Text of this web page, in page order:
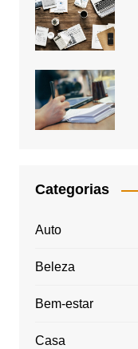
Categorias
Auto
Beleza
Bem-estar
Casa